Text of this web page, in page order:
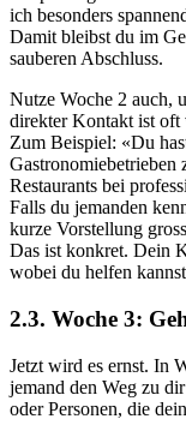
ich besonders
Damit bleibst du im
sauberen Abschluss.
Nutze Woche 2 auch,
direkter Kontakt ist oft
Zum Beispiel: «Du
Gastronomiebetrieben
Restaurants bei
Falls du jemanden
kurze Vorstellung
Das ist konkret. Dein
wobei du helfen
2.3. Woche 3:
Jetzt wird es ernst. In
jemand den Weg zu
oder Personen, die